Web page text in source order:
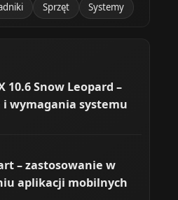
Sprzęt Systemy
10.6 Snow Leopard –
wymagania systemu
– zastosowanie w
aplikacji mobilnych